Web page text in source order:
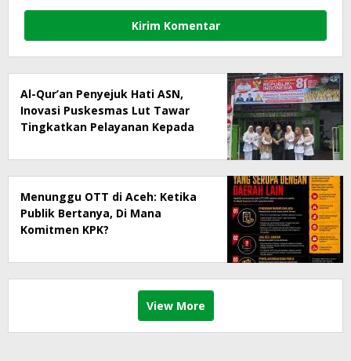
Al-Qur’an Penyejuk Hati ASN,
Inovasi Puskesmas Lut Tawar
Tingkatkan Pelayanan Kepada
Menunggu OTT di Aceh: Ketika
Publik Bertanya, Di Mana
Komitmen KPK?
View More